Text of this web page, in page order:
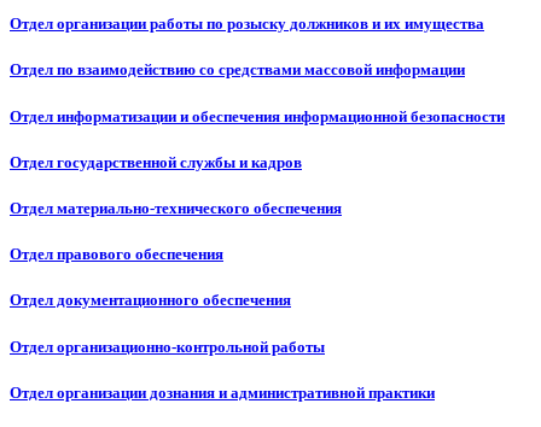
Отдел организации работы по розыску должников и их имущества
Отдел по взаимодействию со средствами массовой информации
Отдел информатизации и обеспечения информационной безопасности
Отдел государственной службы и кадров
Отдел материально-технического обеспечения
Отдел правового обеспечения
Отдел документационного обеспечения
Отдел организационно-контрольной работы
Отдел организации дознания и административной практики